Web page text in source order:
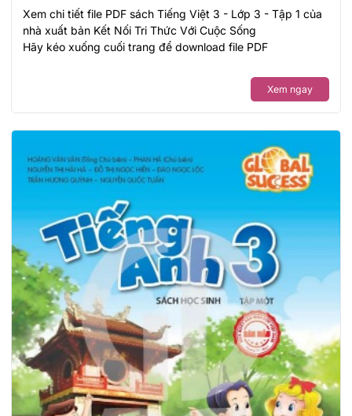
Xem chi tiết file PDF sách Tiếng Việt 3 - Lớp 3 - Tập 1 của
nhà xuất bản Kết Nối Tri Thức Với Cuộc Sống
Hãy kéo xuống cuối trang để download file PDF
Xem ngay